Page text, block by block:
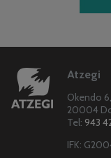
Atzegi
Okendo
20004
Tel: 943
IFK: